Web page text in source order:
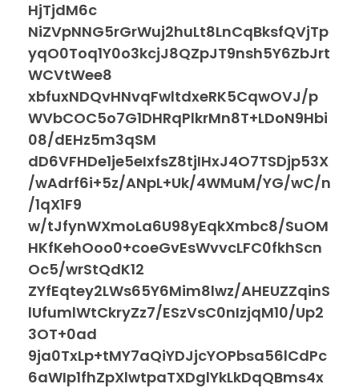
HjTjdM6c
NiZVpNNG5rGrWuj2huLt8LnCqBksfQVjTp
yqO0Toq1Y0o3kcjJ8QZpJT9nsh5Y6ZbJrt
WCVtWee8
xbfuxNDQvHNvqFwltdxeRK5CqwOVJ/p
WVbCOC5o7G1DHRqPlkrMn8T+LDoN9Hbi
08/dEHz5m3qSM
dD6VFHDe1je5eIxfsZ8tjIHxJ4O7TSDjp53X
/wAdrf6i+5z/ANpL+Uk/4WMuM/YG/wC/n
/1qX1F9
w/tJfynWXmoLa6U98yEqkXmbc8/SuOM
HKfKehOoo0+coeGvEsWvvcLFC0fkhScn
Oc5/wrStQdK12
ZYfEqtey2LWs65Y6Mim8lwz/AHEUZZqinS
lUfumlWtCkryZz7/ESzVsC0nIzjqM10/Up2
3OT+0ad
9ja0TxLp+tMY7aQiYDJjcYOPbsa56lCdPc
6aWIp1fhZpXlwtpaTXDglYkLkDqQBms4x